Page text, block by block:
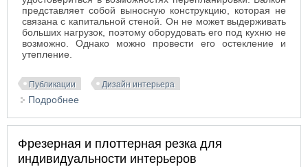
представляет собой выносную конструкцию, которая не
связана с капитальной стеной. Он не может выдерживать
больших нагрузок, поэтому оборудовать его под кухню не
возможно. Однако можно провести его остекление и
утепление.
Публикации Дизайн интерьера
Подробнее
Фрезерная и плоттерная резка для
индивидуальности интерьеров